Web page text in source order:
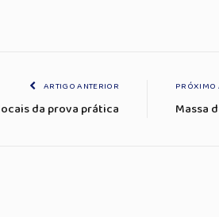
ARTIGO ANTERIOR
da prova prática
PRÓXIMO
Massa